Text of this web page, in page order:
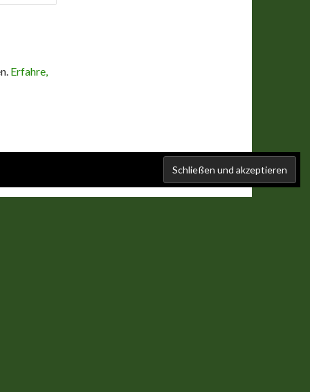
Erfahre,